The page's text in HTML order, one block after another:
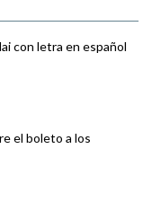
con letra en español
el boleto a los